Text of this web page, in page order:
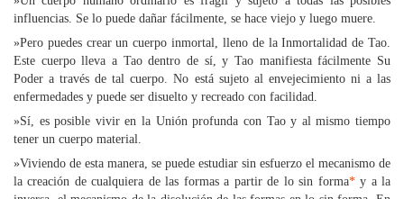
influencias. Se lo puede dañar fácilmente, se hace viejo y luego muere.
»Pero puedes crear un cuerpo inmortal, lleno de la Inmortalidad de Tao.
Este cuerpo lleva a Tao dentro de sí, y Tao manifiesta fácilmente Su
Poder a través de tal cuerpo. No está sujeto al envejecimiento ni a las
enfermedades y puede ser disuelto y recreado con facilidad.
»Sí, es posible vivir en la Unión profunda con Tao y al mismo tiempo
tener un cuerpo material.
»Viviendo de esta manera, se puede estudiar sin esfuerzo el mecanismo de
la creación de cualquiera de las formas a partir de lo sin forma*y a la